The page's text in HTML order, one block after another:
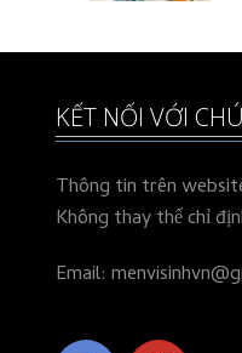
KẾT NỐI VỚI
Thông tin trên
Không thay thế chỉ
Email: